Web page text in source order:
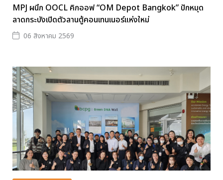
MPJ ผนึก OOCL คิกออฟ “OM Depot Bangkok” ปักหมุด
ลาดกระบังเปิดตัวลานตู้คอนเทนเนอร์แห่งใหม่
06 สิงหาคม 2569